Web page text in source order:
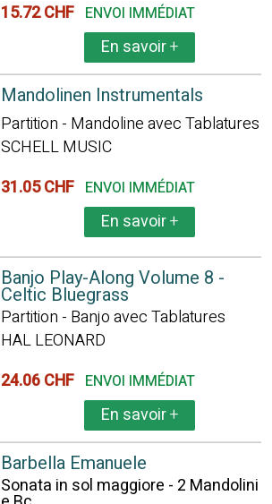
15.72 CHF ENVOI IMMÉDIAT
En savoir+
Mandolinen Instrumentals
Partition - Mandoline avec Tablatures
SCHELL MUSIC
31.05 CHF ENVOI IMMÉDIAT
En savoir+
Banjo Play-Along Volume 8 -
Celtic Bluegrass
Partition - Banjo avec Tablatures
HAL LEONARD
24.06 CHF ENVOI IMMÉDIAT
En savoir+
Barbella Emanuele
Sonata in sol maggiore - 2 Mandolini